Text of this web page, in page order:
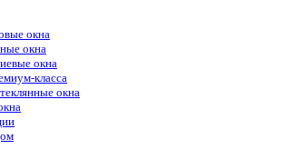
окна
окна
окна
класса
окна